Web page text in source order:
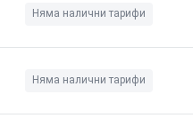
Няма налични тарифи
Няма налични тарифи